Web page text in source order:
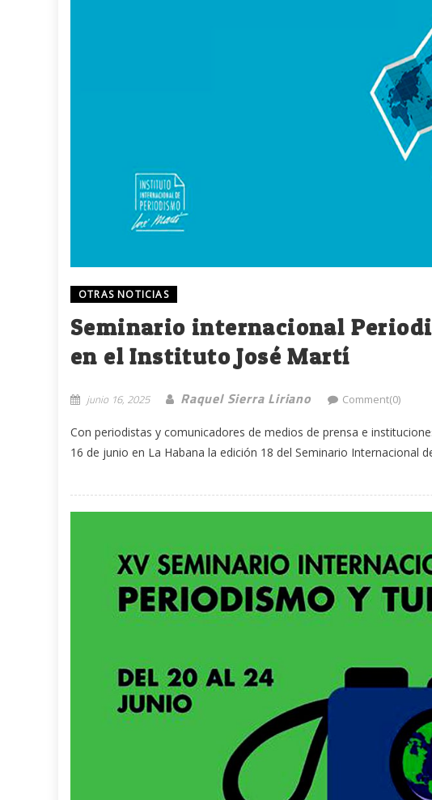
OTRAS NOTICIAS
Seminario internacional
en el Instituto José Martí
junio 16, 2025 Raquel Sierra Liriano Comment(0)
Con periodistas y comunicadores de medios de prensa e
16 de junio en La Habana la edición 18 del Seminario Internacional